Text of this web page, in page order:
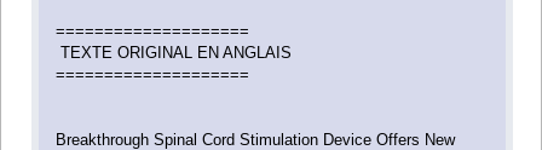
====================
TEXTE ORIGINAL EN ANGLAIS
====================
Breakthrough Spinal Cord Stimulation Device Offers New